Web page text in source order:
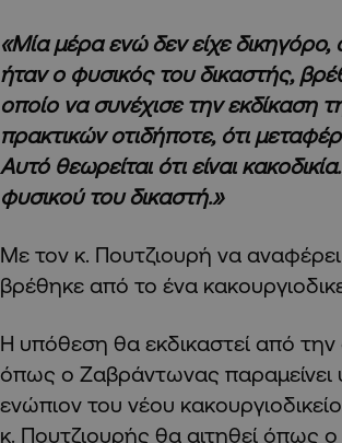
«Μία μέρα ενώ δεν είχε δικηγόρο,
ήταν ο φυσικός του δικαστής,
οποίο να συνέχισε την
πρακτικών οτιδήποτε, ότι
Αυτό θεωρείται ότι είναι
φυσικού του δικαστή.»
Με τον κ. Πουτζιουρή να
βρέθηκε από το ένα
Η υπόθεση θα εκδικαστεί από την
όπως ο Ζαβράντωνας παραμείνει
ενώπιον του νέου
κ. Πουτζιουρής θα αιτηθεί όπως